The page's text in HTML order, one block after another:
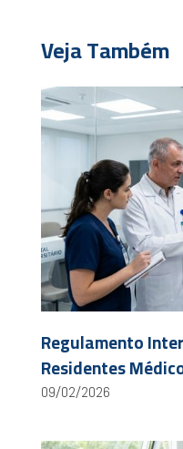
Veja Também
Regulamento
Residentes
09/02/2026